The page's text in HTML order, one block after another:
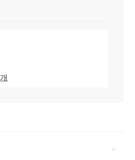
(폴리옥시알킬렌글리콜에
LP2126 (폴리옥시알킬렌 글리콜